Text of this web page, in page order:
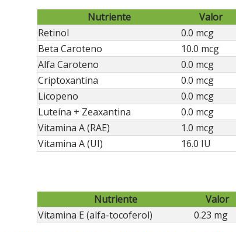
Nutriente
Valor
Retinol
0.0 mcg
Beta Caroteno
10.0 mcg
Alfa Caroteno
0.0 mcg
Criptoxantina
0.0 mcg
Licopeno
0.0 mcg
Luteína + Zeaxantina
0.0 mcg
Vitamina A (RAE)
1.0 mcg
Vitamina A (UI)
16.0 IU
Nutriente
Valor
Vitamina E (alfa-tocoferol)
0.23 mg